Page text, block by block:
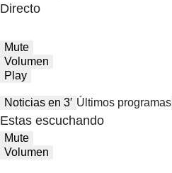
Directo
Mute
Volumen
Play
Noticias en 3′ Últimos programas
Estas escuchando
Mute
Volumen